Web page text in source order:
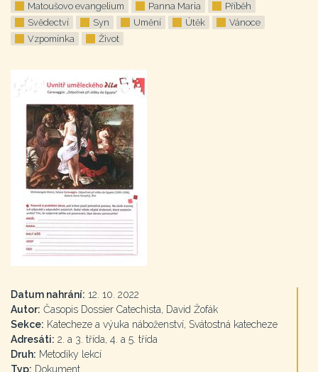
Matoušovo evangelium
Panna Maria
Příběh
Svědectví
Syn Umění Útěk
Vánoce
Vzpomínka
Život
Datum nahrání: 12. 10. 2022
Autor: Časopis Dossier Catechista, David Žofák
Sekce: Katecheze a výuka náboženství, Svátostná katecheze
Adresáti: 2. a 3. třída, 4. a 5. třída
Druh: Metodiky lekcí
Typ: Dokument